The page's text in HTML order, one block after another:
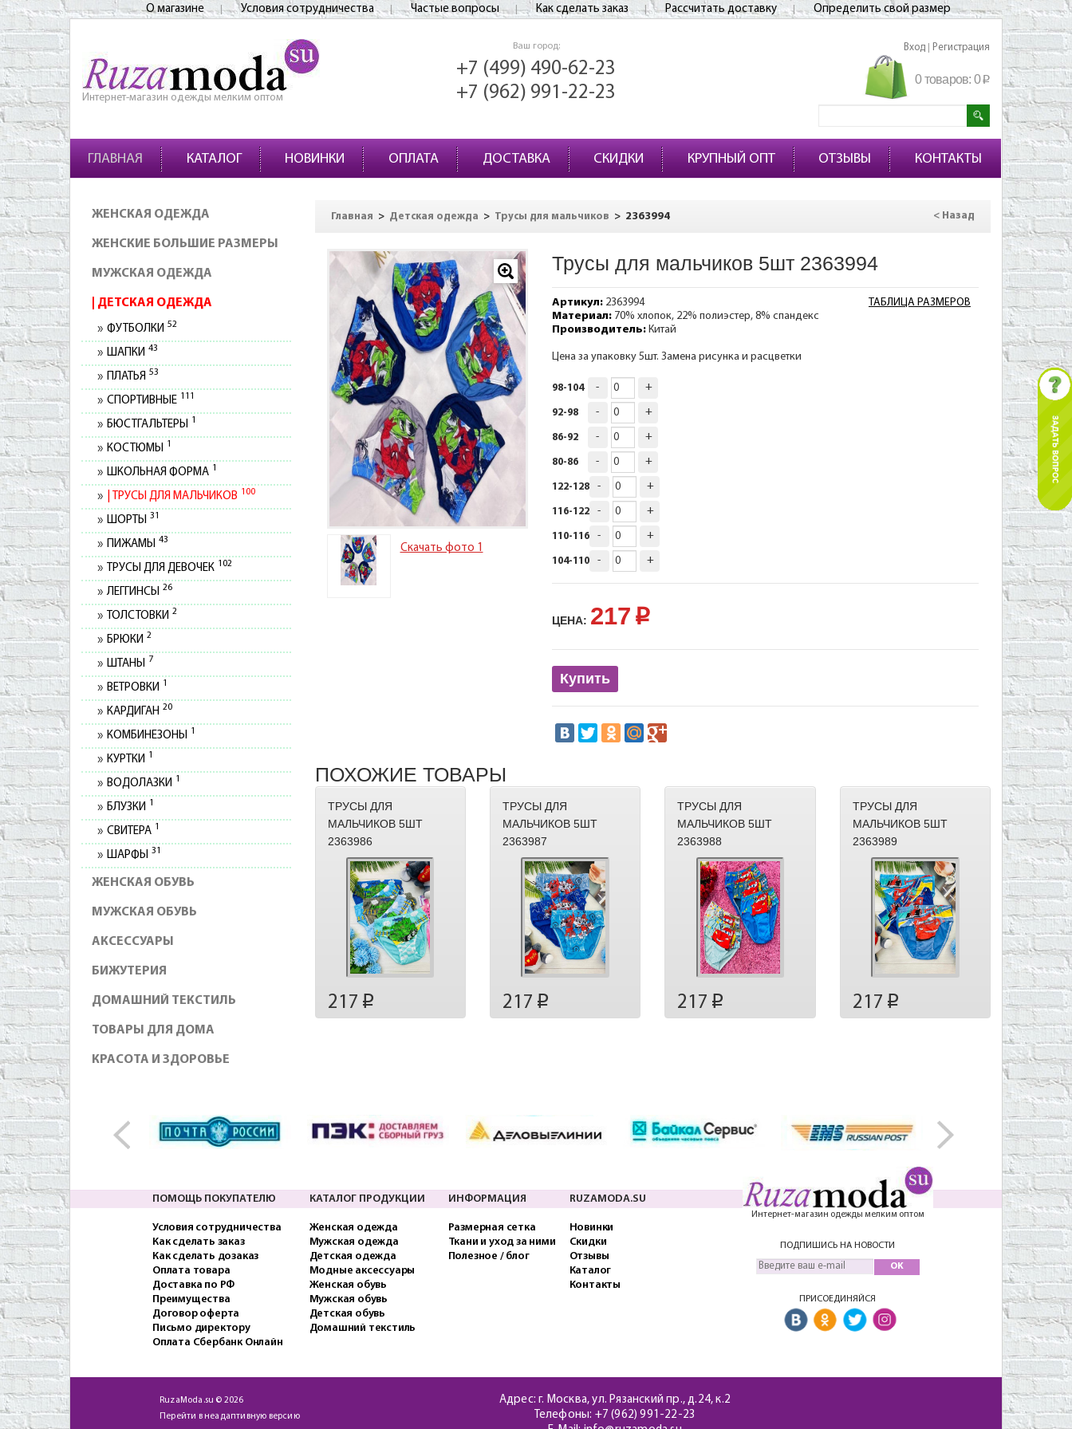
О магазине Условия сотрудничества Частые вопросы Как сделать заказ Рассчитать доставку Определить свой размер
Интернет-магазин одежды мелким оптом
Ваш город:
+7 (499) 490-62-23
+7 (962) 991-22-23
Вход Регистрация
0 товаров: 0p
ГЛАВНАЯ КАТАЛОГ НОВИНКИ ОПЛАТА ДОСТАВКА СКИДКИ КРУПНЫЙ ОПТ ОТЗЫВЫ КОНТАКТЫ
ЖЕНСКАЯ ОДЕЖДА
ЖЕНСКИЕ БОЛЬШИЕ РАЗМЕРЫ
МУЖСКАЯ ОДЕЖДА
ДЕТСКАЯ ОДЕЖДА
ФУТБОЛКИ 52
ШАПКИ 43
ПЛАТЬЯ 53
СПОРТИВНЫЕ 111
БЮСТГАЛЬТЕРЫ 1
КОСТЮМЫ 1
ШКОЛЬНАЯ ФОРМА 1
ТРУСЫ ДЛЯ МАЛЬЧИКОВ 100
ШОРТЫ 31
ПИЖАМЫ 43
ТРУСЫ ДЛЯ ДЕВОЧЕК 102
ЛЕГГИНСЫ 26
ТОЛСТОВКИ 2
БРЮКИ 2
ШТАНЫ 7
ВЕТРОВКИ 1
КАРДИГАН 20
КОМБИНЕЗОНЫ 1
КУРТКИ 1
ВОДОЛАЗКИ 1
БЛУЗКИ 1
СВИТЕРА 1
ШАРФЫ 31
ЖЕНСКАЯ ОБУВЬ
МУЖСКАЯ ОБУВЬ
АКСЕССУАРЫ
БИЖУТЕРИЯ
ДОМАШНИЙ ТЕКСТИЛЬ
ТОВАРЫ ДЛЯ ДОМА
КРАСОТА И ЗДОРОВЬЕ
Главная > Детская одежда > Трусы для мальчиков > 2363994 < Назад
Скачать фото 1
Трусы для мальчиков 5шт 2363994
ТАБЛИЦА РАЗМЕРОВ
Артикул:2363994
Материал:70% хлопок, 22% полиэстер, 8% спандекс
Производитель:Китай
Цена за упаковку 5шт. Замена рисунка и расцветки
98-104 - +
92-98 - +
86-92 - +
80-86 - +
122-128 - +
116-122 - +
110-116 - +
104-110 - +
ЦЕНА: 217 p
Купить
ПОХОЖИЕ ТОВАРЫ
ТРУСЫ ДЛЯ
МАЛЬЧИКОВ 5ШТ
2363986
217 p
ТРУСЫ ДЛЯ
МАЛЬЧИКОВ 5ШТ
2363987
217 p
ТРУСЫ ДЛЯ
МАЛЬЧИКОВ 5ШТ
2363988
217 p
ТРУСЫ ДЛЯ
МАЛЬЧИКОВ 5ШТ
2363989
217 p
ПОМОЩЬ ПОКУПАТЕЛЮ
Условия сотрудничества
Как сделать заказ
Как сделать дозаказ
Оплата товара
Доставка по РФ
Преимущества
Договор оферта
Письмо директору
Оплата Сбербанк Онлайн
КАТАЛОГ ПРОДУКЦИИ
Женская одежда
Мужская одежда
Детская одежда
Модные аксессуары
Женская обувь
Мужская обувь
Детская обувь
Домашний текстиль
ИНФОРМАЦИЯ
Размерная сетка
Ткани и уход за ними
Полезное / блог
RUZAMODA.SU
Новинки
Скидки
Отзывы
Каталог
Контакты
Интернет-магазин одежды мелким оптом
ПОДПИШИСЬ НА НОВОСТИ
OK
ПРИСОЕДИНЯЙСЯ
RuzaModa.su © 2026
Перейти в неадаптивную версию
Адрес: г. Москва, ул. Рязанский пр., д.24, к.2
Телефоны: +7 (962) 991-22-23